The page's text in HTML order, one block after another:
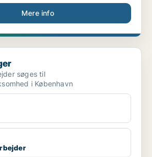
Mere info
søges til
i København